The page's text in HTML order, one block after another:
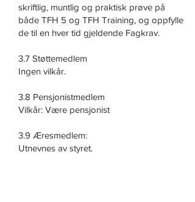
skriftlig, muntlig og praktisk prøve på
både TFH 5 og TFH Training, og oppfylle
de til en hver tid gjeldende Fagkrav.
3.7 Støttemedlem
Ingen vilkår.
3.8 Pensjonistmedlem
Vilkår: Være pensjonist
3.9 Æresmedlem:
Utnevnes av styret.